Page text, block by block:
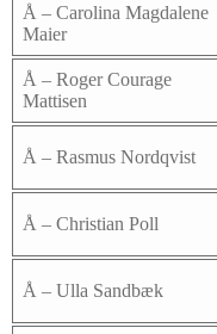
Å – Carolina Magdalene
Maier
Å – Roger Courage
Mattisen
Å – Rasmus Nordqvist
Å – Christian Poll
Å – Ulla Sandbæk